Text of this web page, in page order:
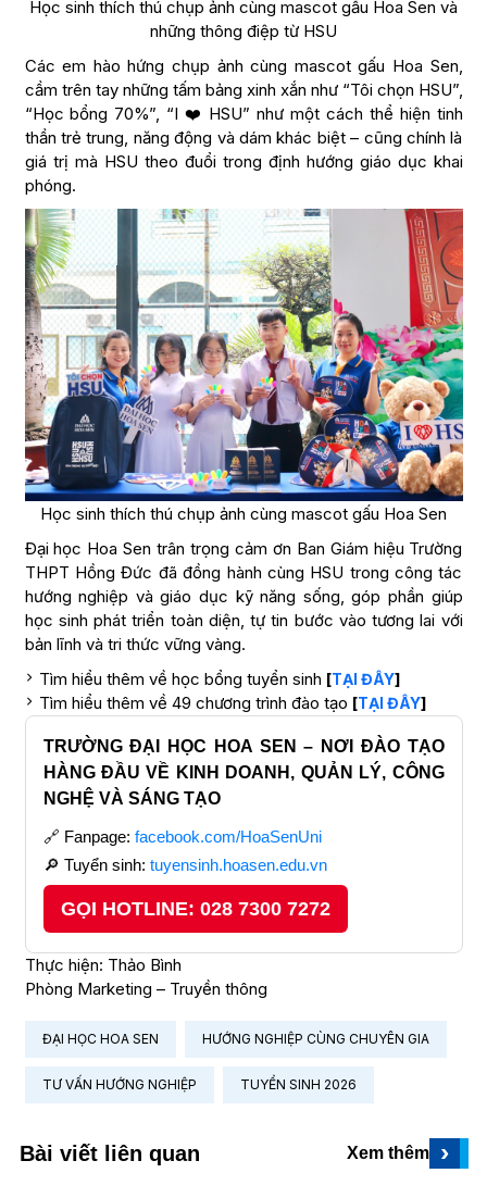
Học sinh thích thú chụp ảnh cùng mascot gấu Hoa Sen và
những thông điệp từ HSU
Các em hào hứng chụp ảnh cùng mascot gấu Hoa Sen,
cầm trên tay những tấm bảng xinh xắn như “Tôi chọn HSU”,
“Học bổng 70%”, “I ❤️ HSU” như một cách thể hiện tinh
thần trẻ trung, năng động và dám khác biệt – cũng chính là
giá trị mà HSU theo đuổi trong định hướng giáo dục khai
phóng.
Học sinh thích thú chụp ảnh cùng mascot gấu Hoa Sen
Đại học Hoa Sen trân trọng cảm ơn Ban Giám hiệu Trường
THPT Hồng Đức đã đồng hành cùng HSU trong công tác
hướng nghiệp và giáo dục kỹ năng sống, góp phần giúp
học sinh phát triển toàn diện, tự tin bước vào tương lai với
bản lĩnh và tri thức vững vàng.
Tìm hiểu thêm về học bổng tuyển sinh [TẠI ĐÂY]
Tìm hiểu thêm về 49 chương trình đào tạo [TẠI ĐÂY]
TRƯỜNG ĐẠI HỌC HOA SEN – NƠI ĐÀO TẠO
HÀNG ĐẦU VỀ KINH DOANH, QUẢN LÝ, CÔNG
NGHỆ VÀ SÁNG TẠO
🔗 Fanpage: facebook.com/HoaSenUni
🔎 Tuyển sinh: tuyensinh.hoasen.edu.vn
GỌI HOTLINE: 028 7300 7272
Thực hiện: Thảo Bình
Phòng Marketing – Truyền thông
ĐẠI HỌC HOA SEN HƯỚNG NGHIỆP CÙNG CHUYÊN GIA
TƯ VẤN HƯỚNG NGHIỆP TUYỂN SINH 2026
Bài viết liên quan Xem thêm ›